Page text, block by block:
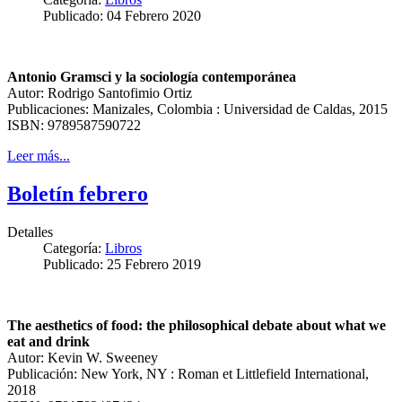
Publicado: 04 Febrero 2020
Antonio Gramsci y la sociología contemporánea
Autor: Rodrigo Santofimio Ortiz
Publicaciones: Manizales, Colombia : Universidad de Caldas, 2015
ISBN: 9789587590722
Leer más...
Boletín febrero
Detalles
Categoría: Libros
Publicado: 25 Febrero 2019
The aesthetics of food: the philosophical debate about what we
eat and drink
Autor: Kevin W. Sweeney
Publicación: New York, NY : Roman et Littlefield International,
2018